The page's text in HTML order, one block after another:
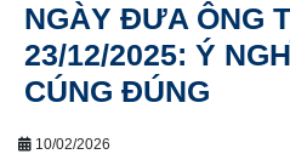
NGÀY ĐƯA ÔNG
23/12/2025: Ý
CÚNG ĐÚNG
10/02/2026